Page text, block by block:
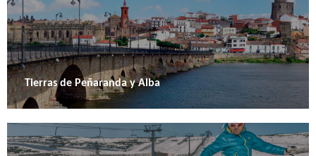
Tierras de Peñaranda y Alba